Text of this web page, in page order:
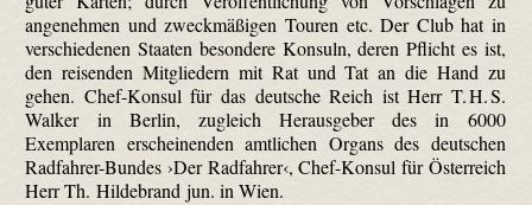
angenehmen und zweckmäßigen Touren etc. Der Club hat in
verschiedenen Staaten besondere Konsuln, deren Pflicht es ist,
den reisenden Mitgliedern mit Rat und Tat an die Hand zu
gehen. Chef-Konsul für das deutsche Reich ist Herr T. H. S.
Walker in Berlin, zugleich Herausgeber des in 6000
Exemplaren erscheinenden amtlichen Organs des deutschen
Radfahrer-Bundes ›Der Radfahrer‹, Chef-Konsul für Österreich
Herr Th. Hildebrand jun. in Wien.